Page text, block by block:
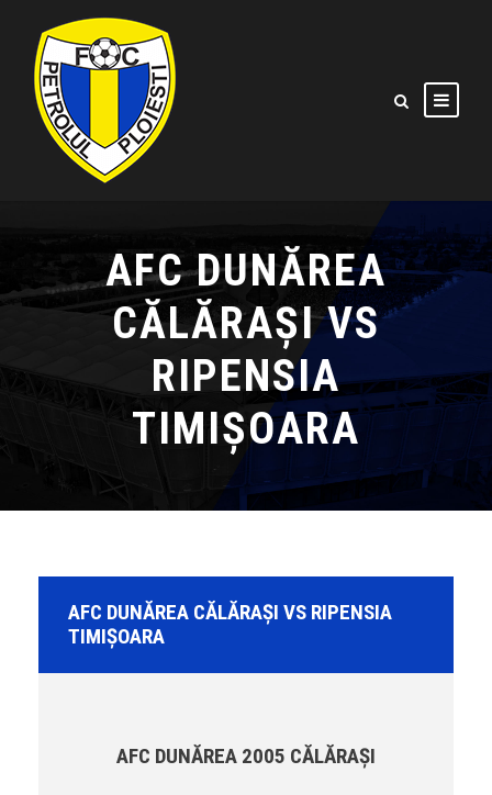
AFC DUNĂREA
CĂLĂRAȘI VS
RIPENSIA
TIMIȘOARA
AFC DUNĂREA CĂLĂRAȘI VS RIPENSIA
TIMIȘOARA
AFC DUNĂREA 2005 CĂLĂRAȘI